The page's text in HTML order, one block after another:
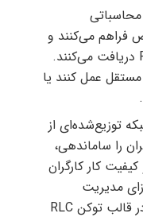
محاسباتی
فراهم می‌کنند و
در ازای آن پاداش‌هایی در قالب RLC دریافت می‌کنند.
عمل کنند یا
توزیع‌شده‌ای از
را ساماندهی،
کیفیت کار کارگران
مدیریت
، پاداش‌هایی در قالب توکن RLC